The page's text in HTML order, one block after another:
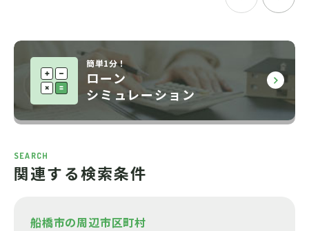
簡単1分！
ローン
シミュレーション
SEARCH
関連する検索条件
船橋市の周辺市区町村